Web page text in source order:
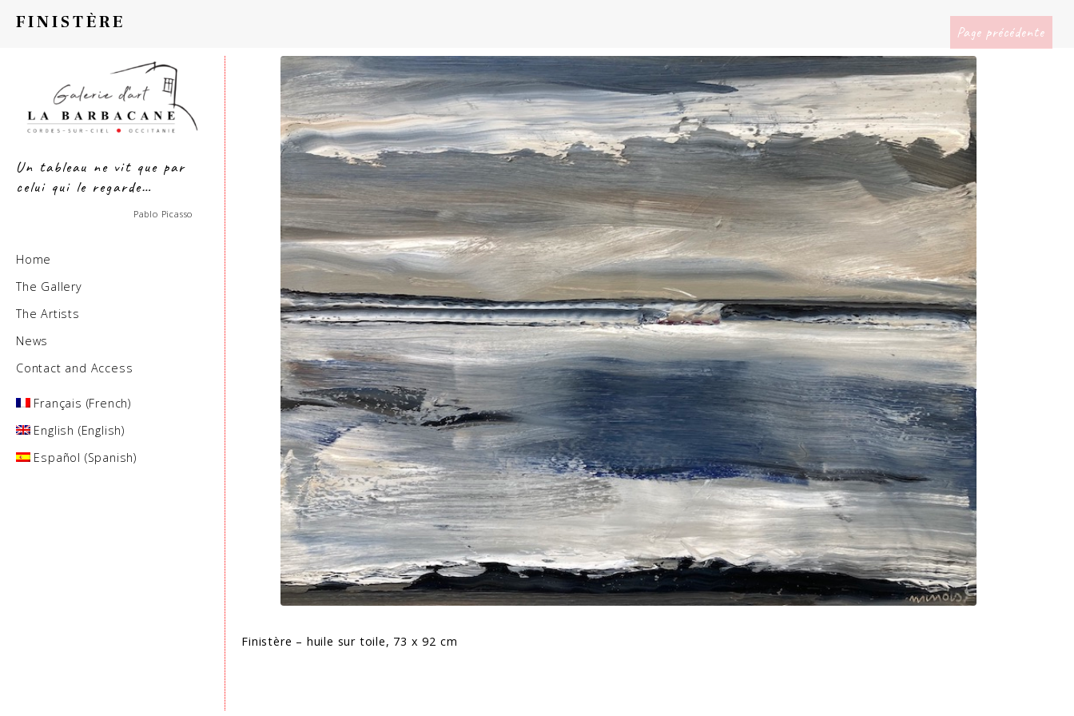
FINISTÈRE Page précédente
Finistère – huile sur toile, 73 x 92 cm
Un tableau ne vit que par
celui qui le regarde…
Pablo Picasso
Home
The Gallery
The Artists
News
Contact and Access
Français (French)
English (English)
Español (Spanish)